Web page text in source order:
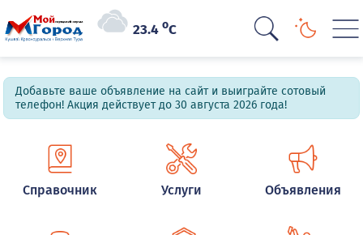
23.4oC
Добавьте ваше объявление на сайт и выиграйте сотовый
телефон! Акция действует до 30 августа 2026 года!
Справочник Услуги Объявления